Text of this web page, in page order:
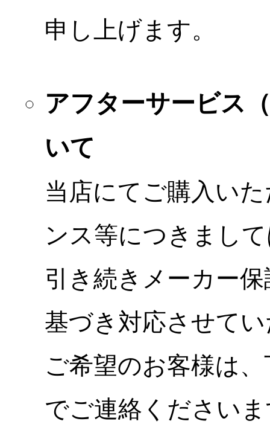
申し上げます。
アフターサービス
いて
当店にてご購入い
ンス等につきまし
引き続きメーカー
基づき対応させて
ご希望のお客様は
でご連絡ください